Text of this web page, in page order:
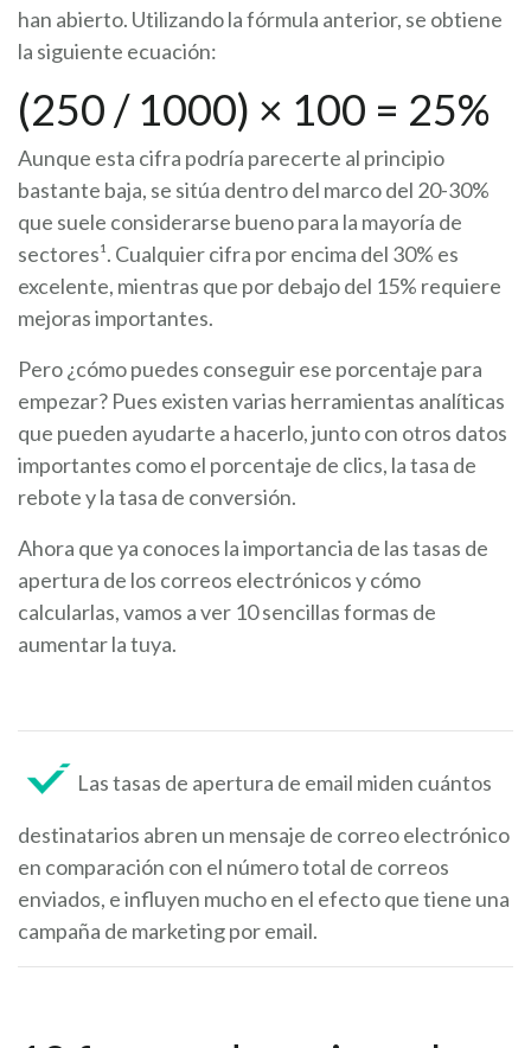
han abierto. Utilizando la fórmula anterior, se obtiene
la siguiente ecuación:
(250 / 1000) × 100 = 25%
Aunque esta cifra podría parecerte al principio
bastante baja, se sitúa dentro del marco del 20-30%
que suele considerarse bueno para la mayoría de
sectores¹. Cualquier cifra por encima del 30% es
excelente, mientras que por debajo del 15% requiere
mejoras importantes.
Pero ¿cómo puedes conseguir ese porcentaje para
empezar? Pues existen varias herramientas analíticas
que pueden ayudarte a hacerlo, junto con otros datos
importantes como el porcentaje de clics, la tasa de
rebote y la tasa de conversión.
Ahora que ya conoces la importancia de las tasas de
apertura de los correos electrónicos y cómo
calcularlas, vamos a ver 10 sencillas formas de
aumentar la tuya.
Las tasas de apertura de email miden cuántos
destinatarios abren un mensaje de correo electrónico
en comparación con el número total de correos
enviados, e influyen mucho en el efecto que tiene una
campaña de marketing por email.